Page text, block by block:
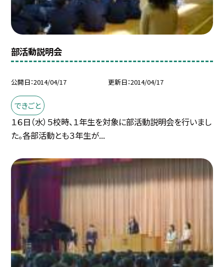
部活動説明会
公開日 2014/04/17 更新日 2014/04/17
できごと
１６日（水）５校時、１年生を対象に部活動説明会を行いまし
た。各部活動とも３年生が...